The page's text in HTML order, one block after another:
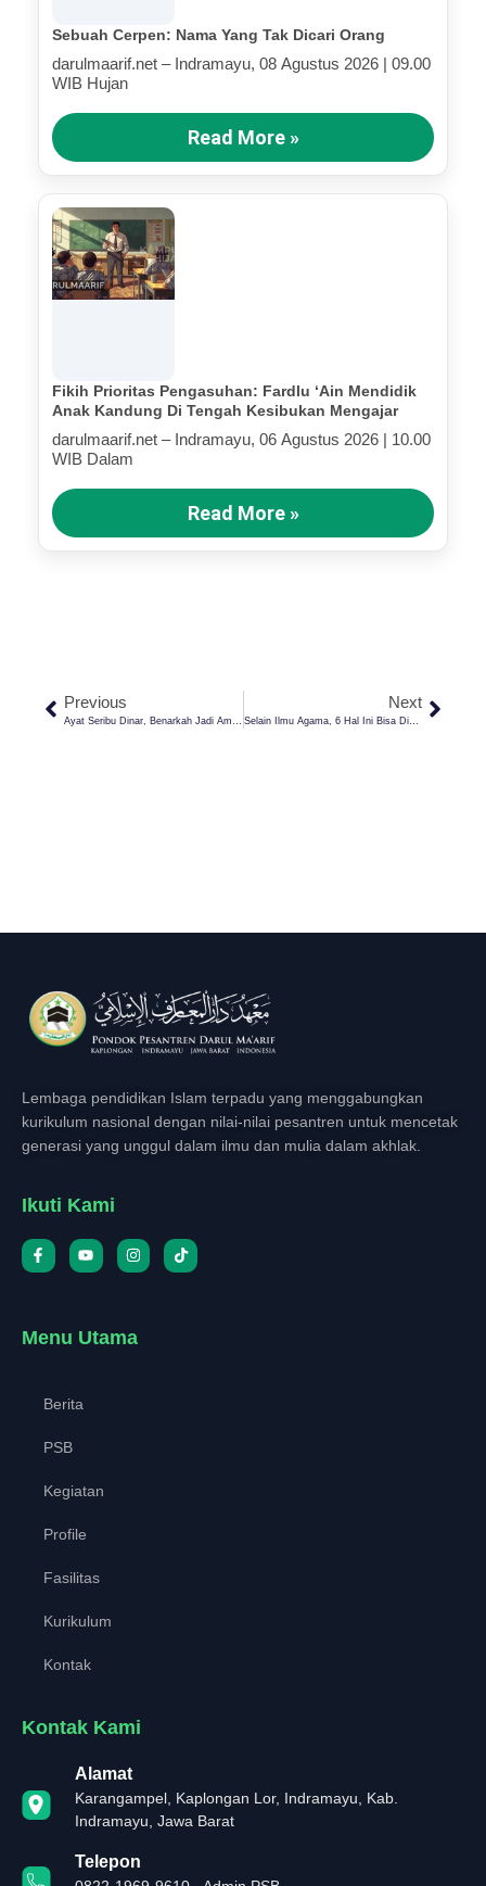
Sebuah Cerpen: Nama Yang Tak Dicari Orang
darulmaarif.net – Indramayu, 08 Agustus 2026 | 09.00
WIB Hujan
Read More »
Fikih Prioritas Pengasuhan: Fardlu ‘Ain Mendidik
Anak Kandung Di Tengah Kesibukan Mengajar
darulmaarif.net – Indramayu, 06 Agustus 2026 | 10.00
WIB Dalam
Read More »
Previous Next
Selain Ilmu Agama, 6 Hal Ini Bisa Didapatkan Di Pondok Pesantren
Lembaga pendidikan Islam terpadu yang menggabungkan
kurikulum nasional dengan nilai-nilai pesantren untuk mencetak
generasi yang unggul dalam ilmu dan mulia dalam akhlak.
Ikuti Kami
Menu Utama
Berita
PSB
Kegiatan
Profile
Fasilitas
Kurikulum
Kontak
Kontak Kami
Alamat
Karangampel, Kaplongan Lor, Indramayu, Kab.
Indramayu, Jawa Barat
Telepon